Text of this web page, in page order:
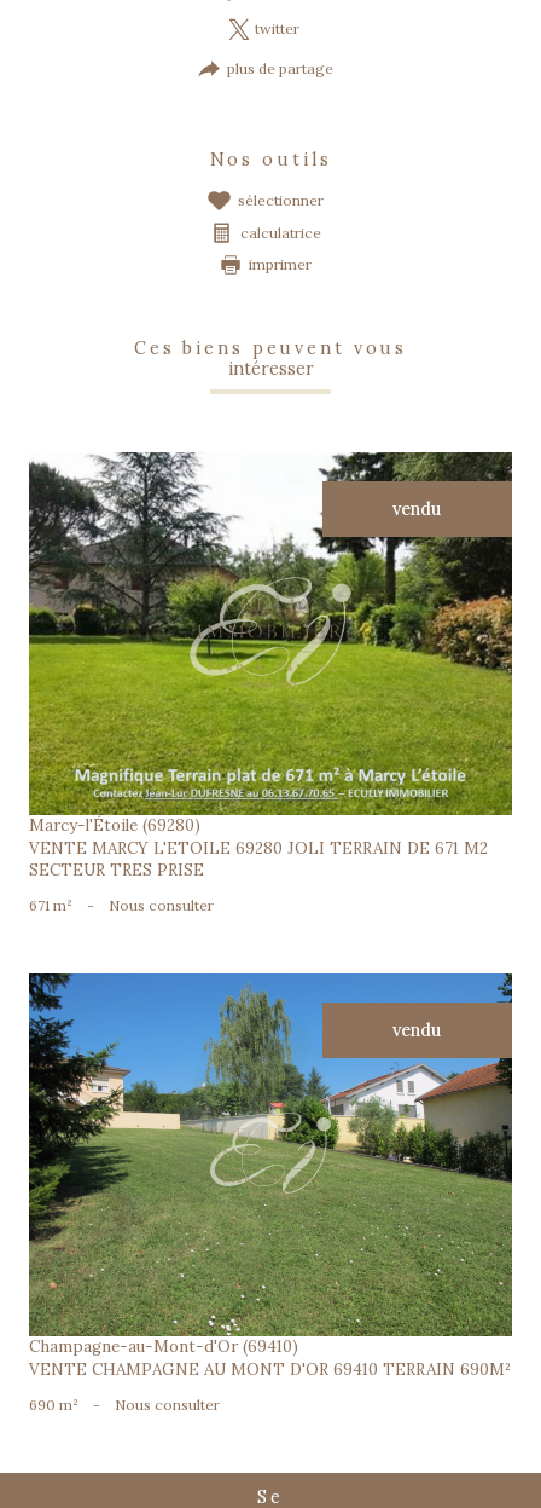
twitter
plus de partage
nos outils
sélectionner
calculatrice
imprimer
ces biens peuvent vous
intéresser
vendu
voir le bien
Marcy-l'Étoile (69280)
VENTE MARCY L'ETOILE 69280 JOLI TERRAIN DE 671 M2
SECTEUR TRES PRISE
671 m² - Nous consulter
vendu
voir le bien
Champagne-au-Mont-d'Or (69410)
VENTE CHAMPAGNE AU MONT D'OR 69410 TERRAIN 690M²
690 m² - Nous consulter
se